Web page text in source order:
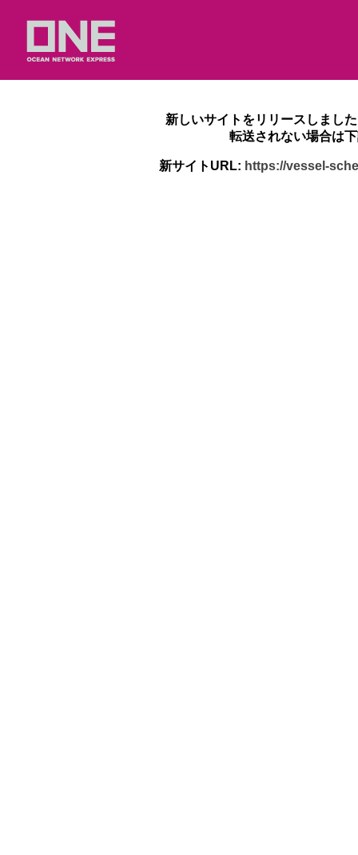
新しいサイトをリリースしまし
転送されない場合は
新サイトURL: https://vessel-